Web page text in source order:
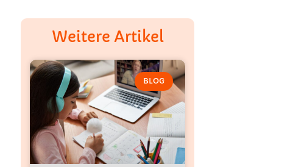
Weitere Artikel
BLOG